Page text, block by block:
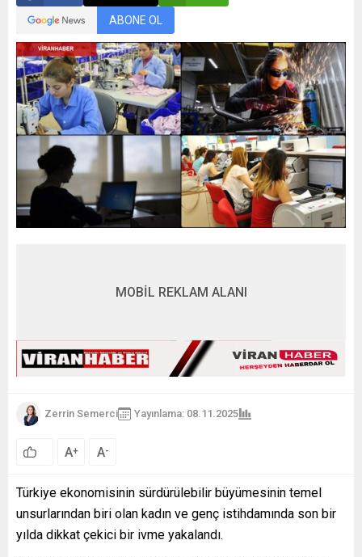
ABONE OL
MOBİL REKLAM ALANI
Zerrin Semerci Yayınlama: 08.11.2025
A+ A-
Türkiye ekonomisinin sürdürülebilir büyümesinin temel
unsurlarından biri olan kadın ve genç istihdamında son bir
yılda dikkat çekici bir ivme yakalandı.